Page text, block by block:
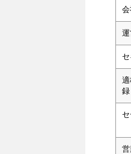
会
録
営